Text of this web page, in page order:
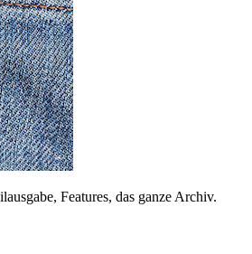
Features, das ganze Archiv.